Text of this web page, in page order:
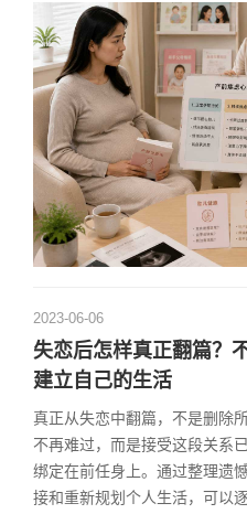
2023-06-06
失恋后怎样真正翻篇？
建立自己的生活
真正从失恋中翻篇，不是删除
不再难过，而是接受这段关系
绑定在前任身上。通过整理遗
接和重新规划个人生活，可以